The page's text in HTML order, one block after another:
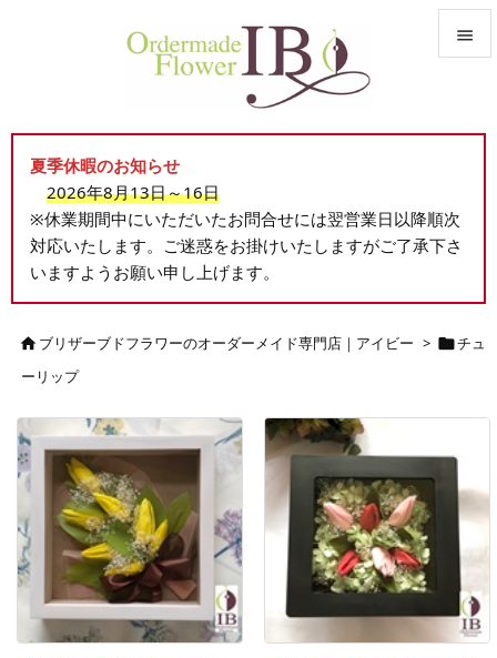


前へ

検索
夏季休暇のお知らせ
2026年8月13日～16日
※休業期間中にいただいたお問合せには翌営業日以降順次
対応いたします。ご迷惑をお掛けいたしますがご了承下さ
いますようお願い申し上げます。
ブリザーブドフラワーのオーダーメイド専門店｜アイビー > チュ
ーリップ